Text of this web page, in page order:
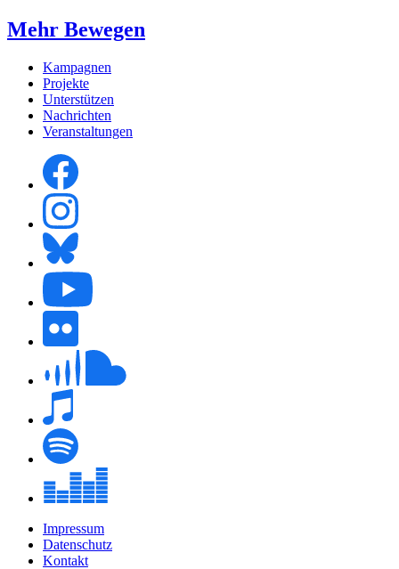
Mehr Bewegen
Kampagnen
Projekte
Unterstützen
Nachrichten
Veranstaltungen
Impressum
Datenschutz
Kontakt